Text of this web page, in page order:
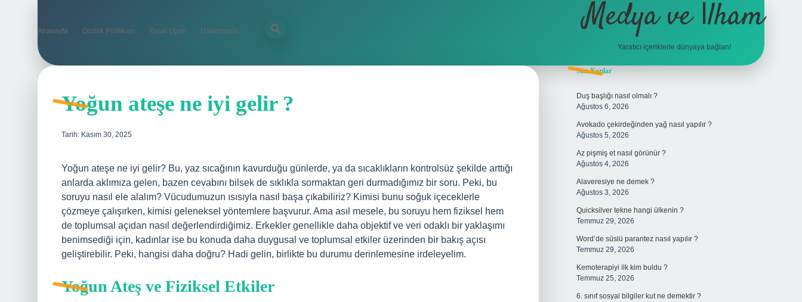
Anasayfa Gizlilik Politikası Yasal Uyarı Hakkımızda Medya ve İlham
Yaratıcı içeriklerle dünyaya bağlan!
Yoğun ateşe ne iyi gelir ?
Tarih: Kasım 30, 2025
Yoğun ateşe ne iyi gelir? Bu, yaz sıcağının kavurduğu günlerde, ya da sıcaklıkların kontrolsüz şekilde arttığı
anlarda aklımıza gelen, bazen cevabını bilsek de sıklıkla sormaktan geri durmadığımız bir soru. Peki, bu
soruyu nasıl ele alalım? Vücudumuzun ısısıyla nasıl başa çıkabiliriz? Kimisi bunu soğuk içeceklerle
çözmeye çalışırken, kimisi geleneksel yöntemlere başvurur. Ama asıl mesele, bu soruyu hem fiziksel hem
de toplumsal açıdan nasıl değerlendirdiğimiz. Erkekler genellikle daha objektif ve veri odaklı bir yaklaşımı
benimsediği için, kadınlar ise bu konuda daha duygusal ve toplumsal etkiler üzerinden bir bakış açısı
geliştirebilir. Peki, hangisi daha doğru? Hadi gelin, birlikte bu durumu derinlemesine irdeleyelim.
Yoğun Ateş ve Fiziksel Etkiler
Sidebar
Son Yazılar
Duş başlığı nasıl olmalı ?
Ağustos 6, 2026
Avokado çekirdeğinden yağ nasıl yapılır ?
Ağustos 5, 2026
Az pişmiş et nasıl görünür ?
Ağustos 4, 2026
Alaveresiye ne demek ?
Ağustos 3, 2026
Quicksilver tekne hangi ülkenin ?
Temmuz 29, 2026
Word’de süslü parantez nasıl yapılır ?
Temmuz 29, 2026
Kemoterapiyi ilk kim buldu ?
Temmuz 25, 2026
6. sınıf sosyal bilgiler kut ne demektir ?